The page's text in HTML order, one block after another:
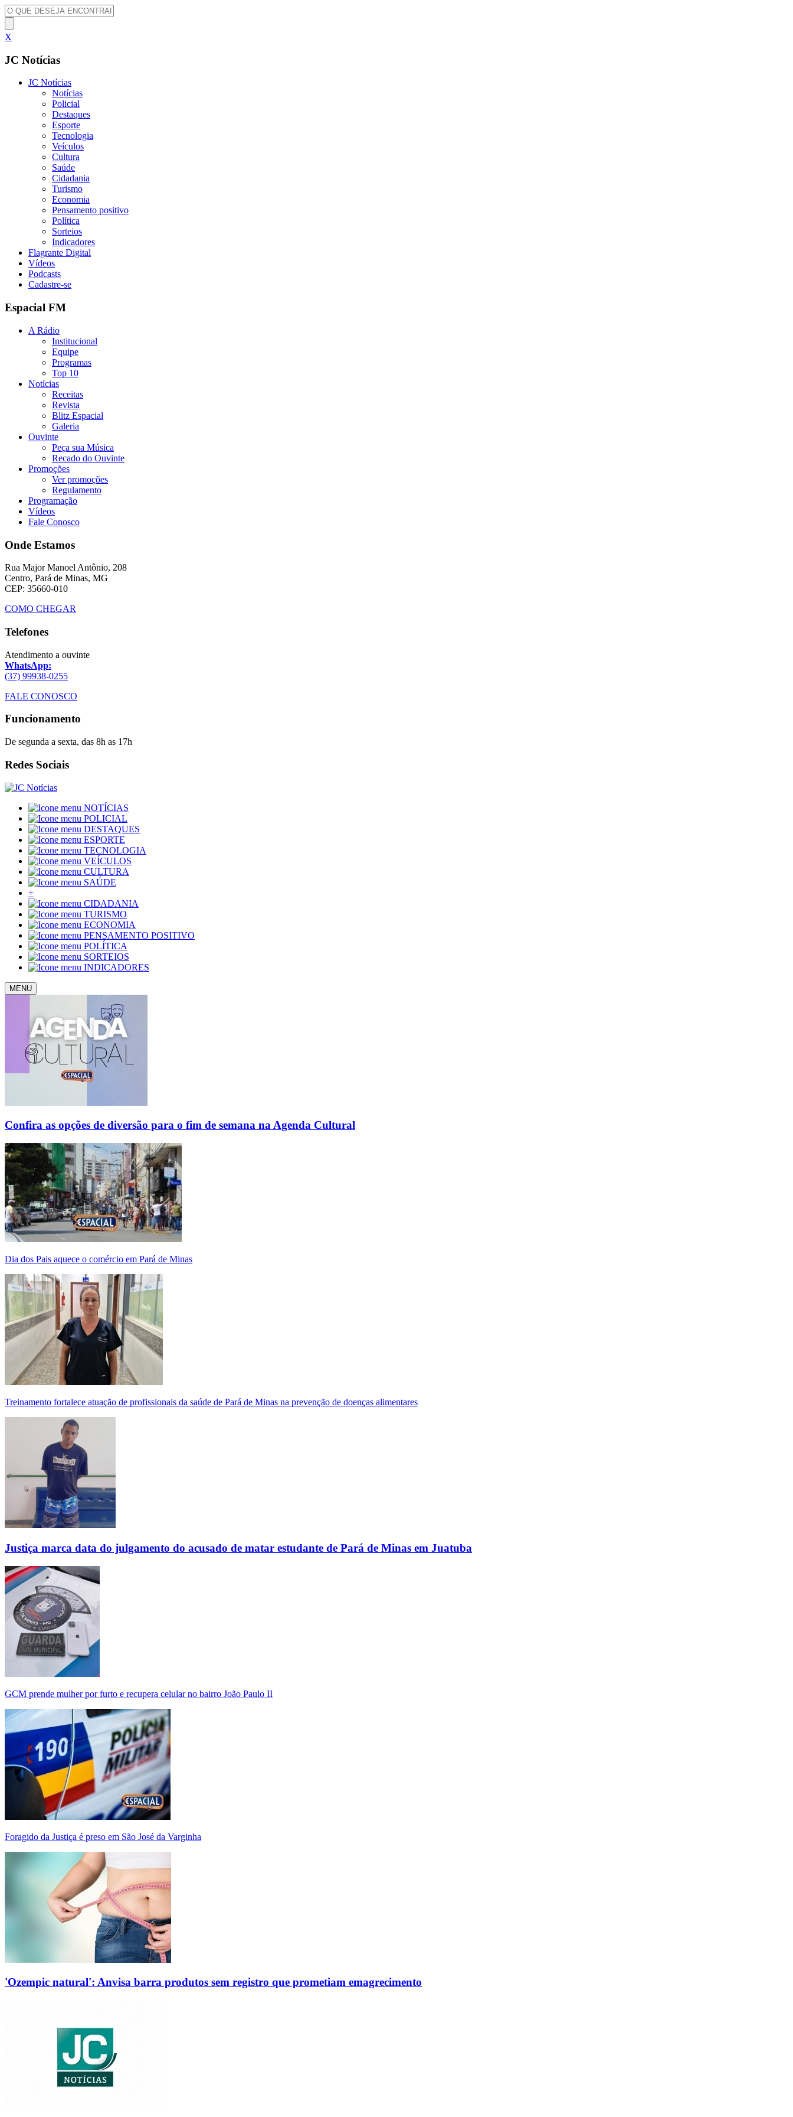
X
JC Notícias
JC Notícias
Notícias
Policial
Destaques
Esporte
Tecnologia
Veículos
Cultura
Saúde
Cidadania
Turismo
Economia
Pensamento positivo
Política
Sorteios
Indicadores
Flagrante Digital
Vídeos
Podcasts
Cadastre-se
Espacial FM
A Rádio
Institucional
Equipe
Programas
Top 10
Notícias
Receitas
Revista
Blitz Espacial
Galeria
Ouvinte
Peça sua Música
Recado do Ouvinte
Promoções
Ver promoções
Regulamento
Programação
Vídeos
Fale Conosco
Onde Estamos
Rua Major Manoel Antônio, 208
Centro, Pará de Minas, MG
CEP: 35660-010
COMO CHEGAR
Telefones
Atendimento a ouvinte
WhatsApp:
(37) 99938-0255
FALE CONOSCO
Funcionamento
De segunda a sexta, das 8h as 17h
Redes Sociais
NOTÍCIAS
POLICIAL
DESTAQUES
ESPORTE
TECNOLOGIA
VEÍCULOS
CULTURA
SAÚDE
+
CIDADANIA
TURISMO
ECONOMIA
PENSAMENTO POSITIVO
POLÍTICA
SORTEIOS
INDICADORES
MENU
Confira as opções de diversão para o fim de semana na Agenda Cultural
Dia dos Pais aquece o comércio em Pará de Minas
Treinamento fortalece atuação de profissionais da saúde de Pará de Minas na prevenção de doenças alimentares
Justiça marca data do julgamento do acusado de matar estudante de Pará de Minas em Juatuba
GCM prende mulher por furto e recupera celular no bairro João Paulo II
Foragido da Justiça é preso em São José da Varginha
'Ozempic natural': Anvisa barra produtos sem registro que prometiam emagrecimento